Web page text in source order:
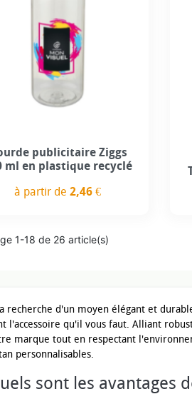
recherche d'un moyen élégant et
l'accessoire qu'il vous faut. Alliant
marque tout en respectant
personnalisables.
sont les avantages
publicitaire Ziggs
ml en plastique recyclé
à partir de2,46 €
1-18 de 26 article(s)